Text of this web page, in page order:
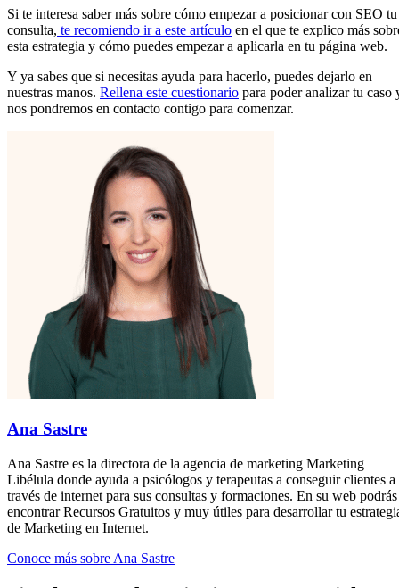
Si te interesa saber más sobre cómo empezar a posicionar con SEO tu
consulta, te recomiendo ir a este artículo en el que te explico más
esta estrategia y cómo puedes empezar a aplicarla en tu página web.
Y ya sabes que si necesitas ayuda para hacerlo, puedes dejarlo en
nuestras manos. Rellena este cuestionario para poder analizar tu caso
nos pondremos en contacto contigo para comenzar.
Ana Sastre
Ana Sastre es la directora de la agencia de marketing Marketing
Libélula donde ayuda a psicólogos y terapeutas a conseguir clientes a
través de internet para sus consultas y formaciones. En su web podrás
encontrar Recursos Gratuitos y muy útiles para desarrollar tu
de Marketing en Internet.
Conoce más sobre Ana Sastre